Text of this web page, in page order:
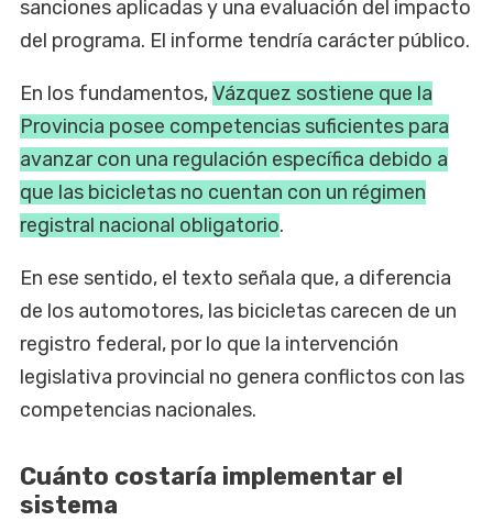
sanciones aplicadas y una evaluación del impacto
del programa. El informe tendría carácter público.
En los fundamentos,Vázquez sostiene que la
Provincia posee competencias suficientes para
avanzar con una regulación específica debido a
que las bicicletas no cuentan con un régimen
registral nacional obligatorio.
En ese sentido, el texto señala que, a diferencia
de los automotores, las bicicletas carecen de un
registro federal, por lo que la intervención
legislativa provincial no genera conflictos con las
competencias nacionales.
Cuánto costaría implementar el
sistema